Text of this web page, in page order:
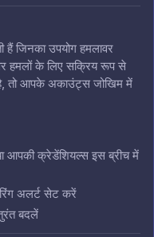
हैं जिनका उपयोग हमलावर
के लिए सक्रिय रूप से
तो आपके अकाउंट्स जोखिम में
आपकी क्रेडेंशियल्स इस ब्रीच में
अलर्ट सेट करें
बदलें